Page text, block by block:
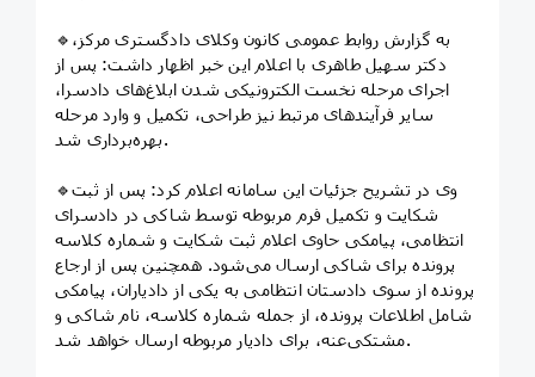
🔹به گزارش روابط عمومی کانون وکلای دادگستری مرکز،
دکتر سهیل طاهری با اعلام این خبر اظهار داشت: پس از
اجرای مرحله نخست الکترونیکی شدن ابلاغ‌های دادسرا،
سایر فرآیندهای مرتبط نیز طراحی، تکمیل و وارد مرحله
بهره‌برداری شد.
🔹وی در تشریح جزئیات این سامانه اعلام کرد: پس از ثبت
شکایت و تکمیل فرم مربوطه توسط شاکی در دادسرای
انتظامی، پیامکی حاوی اعلام ثبت شکایت و شماره کلاسه
پرونده برای شاکی ارسال می‌شود. همچنین پس از ارجاع
پرونده از سوی دادستان انتظامی به یکی از دادیاران، پیامکی
شامل اطلاعات پرونده، از جمله شماره کلاسه، نام شاکی و
مشتکی‌عنه، برای دادیار مربوطه ارسال خواهد شد.